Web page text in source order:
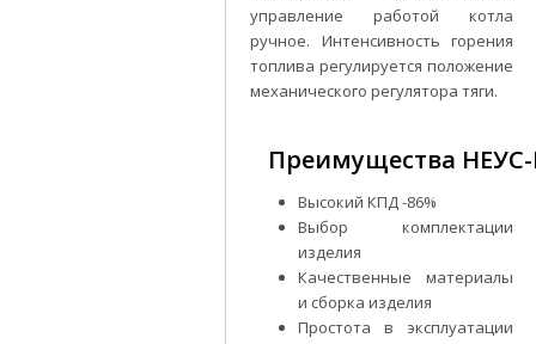
управление работой котла
ручное. Интенсивность горения
топлива регулируется положение
механического регулятора тяги.
Преимущества
Высокий КПД -86%
Выбор комплектации
изделия
Качественные материалы
и сборка изделия
Простота в эксплуатации